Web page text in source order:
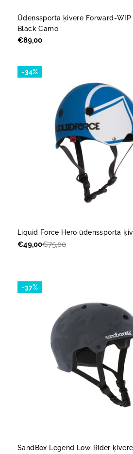
Ūdenssporta ķivere Forward-WIP
Black Camo
Parastā
€89,00
-34%
Liquid Force Hero ūdenssporta
Akcijas
€49,00
Parastā€75,00
-37%
SandBox Legend Low Rider